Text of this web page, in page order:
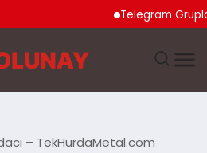
Telegram Grupları
– TekHurdaMetal.com